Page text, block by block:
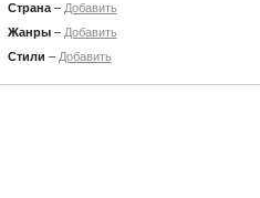
Страна– Добавить
Жанры– Добавить
Стили – Добавить